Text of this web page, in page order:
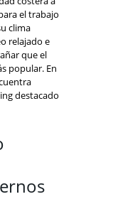
el trabajo
clima
relajado e
que el
popular. En
destacado